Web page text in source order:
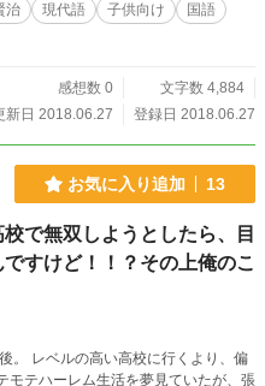
治 現代語 子供向け
国語
感想数 0
文字数 4,884
新日 2018.06.27
登録日 2018.06.27
お気に入り追加 13
で無双しようとしたら、目
すけど！！？その上俺のこ
。 レベルの高い高校に行くより、偏
モテハーレム生活を夢見ていたが、張